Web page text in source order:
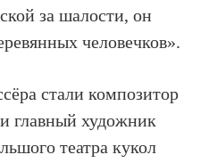
за шалости, он
человечков».
стали композитор
главный художник
театра кукол